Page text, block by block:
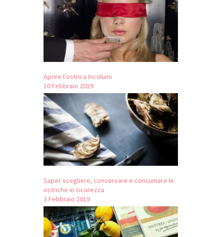
Aprire l’ostrica Incolumi
10 Febbraio 2019
Saper scegliere, conservare e consumare le
ostriche in sicurezza
3 Febbraio 2019